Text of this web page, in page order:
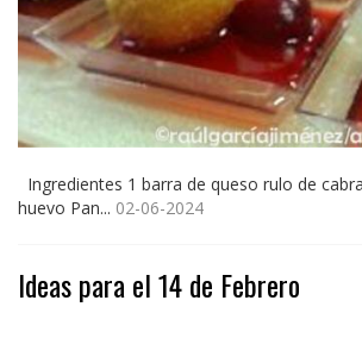
Ingredientes 1 barra de queso rulo de
huevo Pan... 02-06-2024
Ideas para el 14 de Febrero